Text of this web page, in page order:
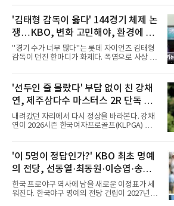
'김태형 감독이 옳다' 144경기 체제 논
쟁…KBO, 변화 고민해야, 환경에 맞
는 경기 수가 바람직
"경기 수가 너무 많다"는 롯데 자이언츠 김태형
감독이 던진 한마디가 화제다. 폭염으로 사상 초
독은 단순히 더위를 이야기하지 않았다. 우천,
폭염, 부상 등 변수가 늘어나는 현실에서 현재
팀당 144경기 체제가 과연 지속 가능한지 질문
을 던졌다.물론 144경기가 세계적으로 특별히
많은 숫자는 아니다. 메이저리그는 팀당 162경
기, 일본프로야구도 143~144경기를 치른다. 숫
자만 놓고 보면 KBO가 유난히 혹사 구조라고 말
비교하기 어려울 정도로 폭염이 길어지고 강해
지고 있다. 여기에 장마, 이
'선두인 줄 몰랐다' 부담 없이 친 강채
연, 제주삼다수 마스터스 2R 단독 선
두
내려갔던 자리에서 다시 정상을 바라본다. 강채
연이 2026시즌 한국여자프로골프(KLPGA) 투어
억 원, 우승상금 1억8000만 원) 2라운드에서 단
독 선두로 도약했다.강채연은 7일 제주도 서귀
포의 테디밸리 골프앤리조트(파72)에서 열린 2
라운드에서 버디 5개와 보기 1개를 묶어 4언더
파 68타를 쳤다. 중간합계 9언더파 135타로 전
날 공동 4위에서 선두로 올라섰다. 공동 2위 그
룹(8언더파 136타)과는 한 타 차다.이 대회는 그
'이 5명이 정답인가?' KBO 최초 명예
의 전당, 선동열·최동원·이승엽·송진
우·김응용을 둘러싼 논쟁
한국 프로야구 역사에 남을 새로운 이정표가 세
워진다. 한국야구 명예의 전당 건립이 2027년으